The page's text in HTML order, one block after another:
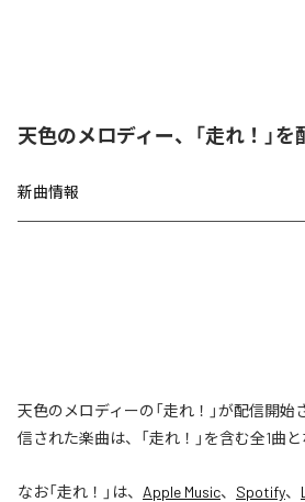
天色のメロディー、「走れ！」を
新曲情報
天色のメロディーの「走れ！」が配信開
信された楽曲は、「走れ！」を含む全1曲と
なお「走れ！ 」は、 Apple Music、 Spotify、